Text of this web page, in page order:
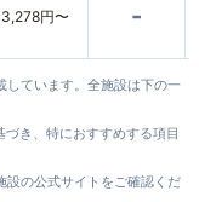
3,278円〜 -
しています。全施設は下の一
き、特におすすめする項目
設の公式サイトをご確認くだ